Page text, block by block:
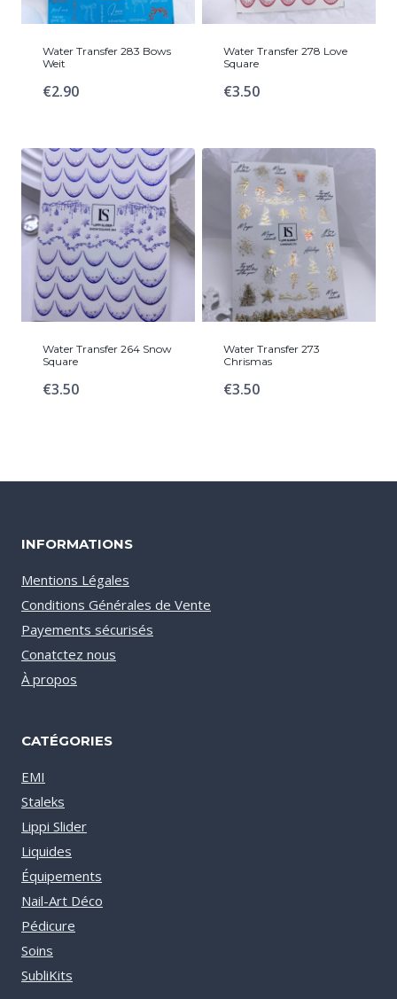
Water Transfer 283 Bows
Weit
€2.90
Water Transfer 278 Love
Square
€3.50
Water Transfer 264 Snow
Square
€3.50
Water Transfer 273
Chrismas
€3.50
INFORMATIONS
Mentions Légales
Conditions Générales de Vente
Payements sécurisés
Conatctez nous
À propos
CATÉGORIES
EMI
Staleks
Lippi Slider
Liquides
Équipements
Nail-Art Déco
Pédicure
Soins
SubliKits